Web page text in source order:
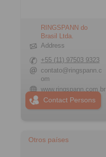
RINGSPANN do
Brasil Ltda.
Address
+55 (11) 97503 9323
contato@ringspann.c
om
www.ringspann.com.br
Contact Persons
Otros países